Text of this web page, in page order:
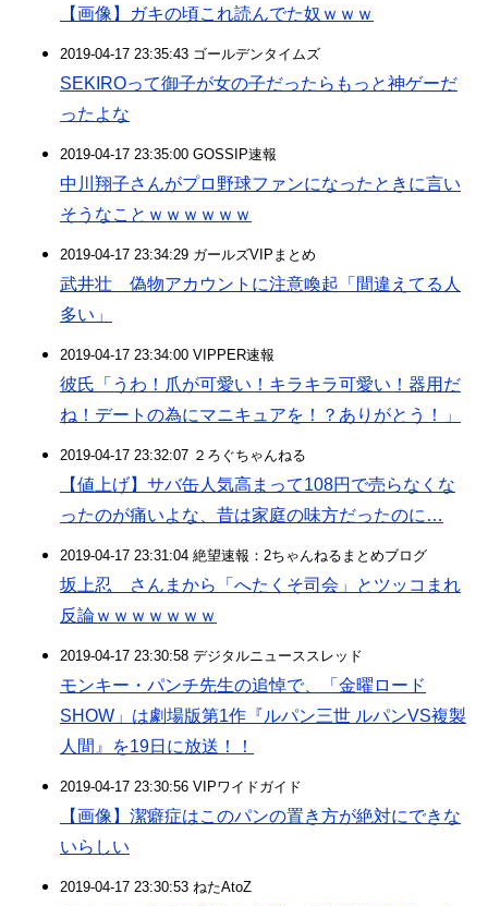
【画像】ガキの頃これ読んでた奴ｗｗｗ
2019-04-17 23:35:43 ゴールデンタイムズ
SEKIROって御子が女の子だったらもっと神ゲーだ
ったよな
2019-04-17 23:35:00 GOSSIP速報
中川翔子さんがプロ野球ファンになったときに言い
そうなことｗｗｗｗｗｗ
2019-04-17 23:34:29 ガールズVIPまとめ
武井壮 偽物アカウントに注意喚起「間違えてる人
多い」
2019-04-17 23:34:00 VIPPER速報
彼氏「うわ！爪が可愛い！キラキラ可愛い！器用だ
ね！デートの為にマニキュアを！？ありがとう！」
2019-04-17 23:32:07 ２ろぐちゃんねる
【値上げ】サバ缶人気高まって108円で売らなくな
ったのが痛いよな、昔は家庭の味方だったのに…
2019-04-17 23:31:04 絶望速報：2ちゃんねるまとめブログ
坂上忍 さんまから「へたくそ司会」とツッコまれ
反論ｗｗｗｗｗｗｗ
2019-04-17 23:30:58 デジタルニューススレッド
モンキー・パンチ先生の追悼で、「金曜ロード
SHOW」は劇場版第1作『ルパン三世 ルパンVS複製
人間』を19日に放送！！
2019-04-17 23:30:56 VIPワイドガイド
【画像】潔癖症はこのパンの置き方が絶対にできな
いらしい
2019-04-17 23:30:53 ねたAtoZ